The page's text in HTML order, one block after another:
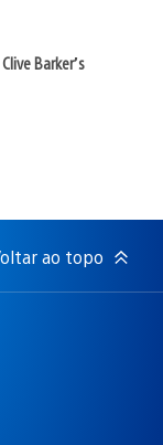
Barker’s
ao topo